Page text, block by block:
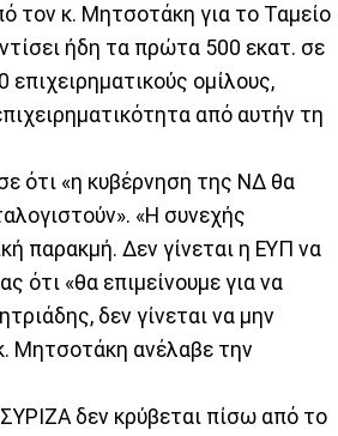
τον κ. Μητσοτάκη για το Ταμείο
ήδη τα πρώτα 500 εκατ. σε
ομίλους,
από αυτήν τη
ότι «η κυβέρνηση της ΝΔ θα
«Η συνεχής
παρακμή. Δεν γίνεται η ΕΥΠ να
ότι «θα επιμείνουμε για να
δεν γίνεται να μην
Μητσοτάκη ανέλαβε την
δεν κρύβεται πίσω από το